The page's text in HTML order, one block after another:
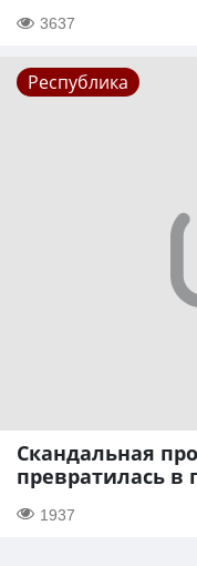
3637
Республика
Скандальная
превратилась в
1937